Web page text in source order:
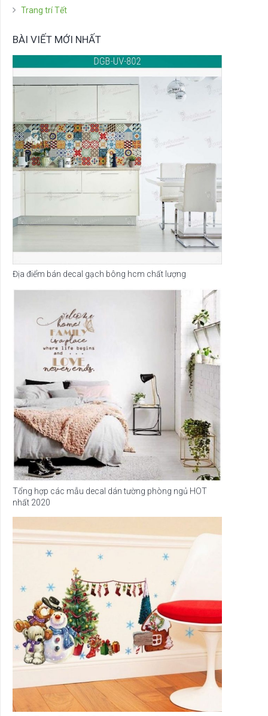
Trang trí Tết
BÀI VIẾT MỚI NHẤT
Địa điểm bán decal gạch bông hcm chất lượng
Tổng hợp các mẫu decal dán tường phòng ngủ HOT
nhất 2020